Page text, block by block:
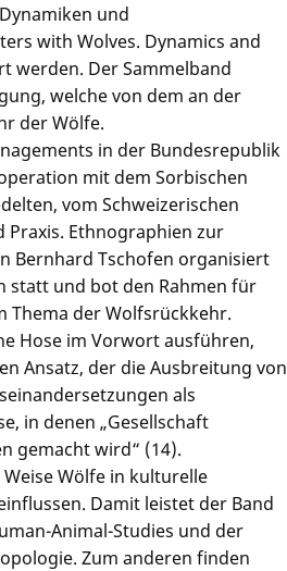
und
with Wolves. Dynamics and
werden. Der Sammelband
welche von dem an der
der Wölfe.
in der Bundesrepublik
mit dem Sorbischen
vom Schweizerischen
Praxis. Ethnographien zur
Bernhard Tschofen organisiert
statt und bot den Rahmen für
Thema der Wolfsrückkehr.
Hose im Vorwort ausführen,
Ansatz, der die Ausbreitung von
als
in denen „Gesellschaft
gemacht wird“ (14).
Wölfe in kulturelle
Damit leistet der Band
Animal-Studies und der
Zum anderen finden